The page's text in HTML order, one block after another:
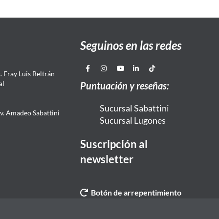
Fray Luis Beltrán
Amadeo Sabattini
Seguinos en las redes
Puntuación y reseñas:
Sucursal Sabattini
Sucursal Lugones
Suscripción al
newsletter
Botón de arrepentimiento